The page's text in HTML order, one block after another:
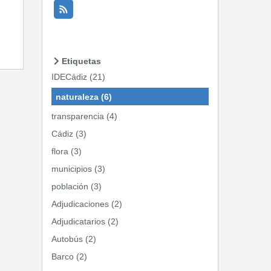
Etiquetas
IDECádiz (21)
naturaleza (6)
transparencia (4)
Cádiz (3)
flora (3)
municipios (3)
población (3)
Adjudicaciones (2)
Adjudicatarios (2)
Autobús (2)
Barco (2)